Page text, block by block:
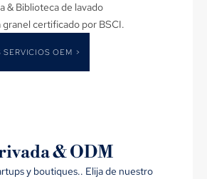
& Biblioteca de lavado
granel certificado por BSCI.
SERVICIOS OEM >
& ODM
y boutiques.. Elija de nuestro